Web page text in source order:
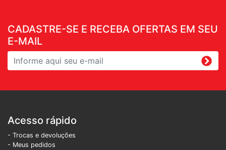
CADASTRE-SE E RECEBA OFERTAS EM SEU
E-MAIL
Acesso rápido
- Trocas e devoluções
- Meus pedidos